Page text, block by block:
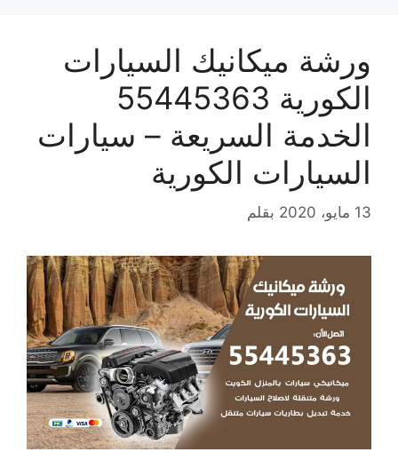
ورشة ميكانيك السيارات
الكورية 55445363
الخدمة السريعة – سيارات
السيارات الكورية
13 مايو، 2020 بقلم